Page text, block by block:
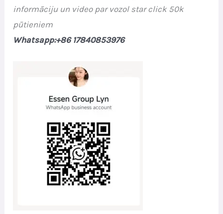
informāciju un video par vozol star click 50k
pūtieniem
Whatsapp:+86 17840853976